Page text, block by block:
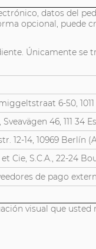
datos del
opcional, puede
Únicamente se
6-50,
46, 111 34
12-14, 10969 Berlín
Cie, S.C.A., 22-24
de pago
visual que usted